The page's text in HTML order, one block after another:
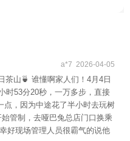
a*7 2026-04-05
茶山🍵 谁懂啊家人们！4月4日
时53分20秒，一万多步，直接
点，因为中途花了半小时去玩树
管制，去哑巴兔总店门口换乘
好现场管理人员很霸气的说他